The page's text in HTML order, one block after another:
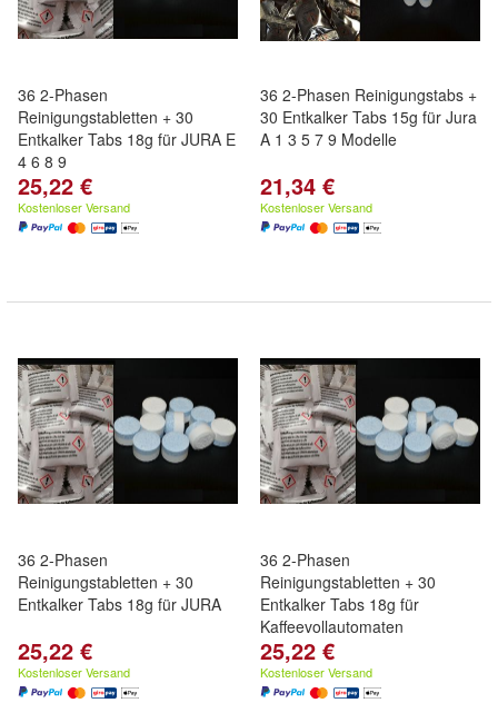
36 2-Phasen
Reinigungstabletten + 30
Entkalker Tabs 18g für JURA E
4 6 8 9
25,22 €
Kostenloser Versand
36 2-Phasen Reinigungstabs +
30 Entkalker Tabs 15g für Jura
A 1 3 5 7 9 Modelle
21,34 €
Kostenloser Versand
36 2-Phasen
Reinigungstabletten + 30
Entkalker Tabs 18g für JURA
25,22 €
Kostenloser Versand
36 2-Phasen
Reinigungstabletten + 30
Entkalker Tabs 18g für
Kaffeevollautomaten
25,22 €
Kostenloser Versand